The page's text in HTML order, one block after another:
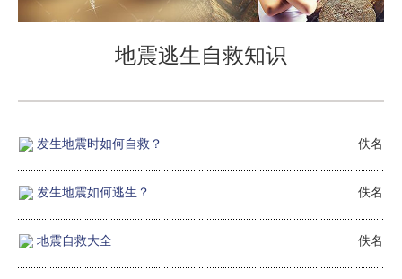
地震逃生自救知识
发生地震时如何自救？ 佚名
发生地震如何逃生？ 佚名
地震自救大全 佚名